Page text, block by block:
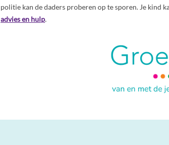
politie kan de daders proberen op te sporen. Je kind
advies en hulp.